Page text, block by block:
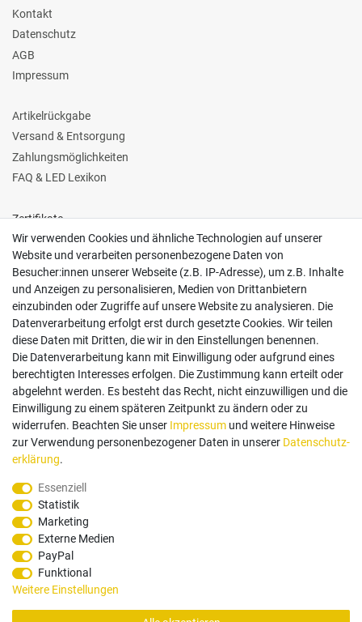
Kontakt
Datenschutz
AGB
Impressum
Artikelrückgabe
Versand & Entsorgung
Zahlungsmöglichkeiten
FAQ & LED Lexikon
Zertifikate
Zahlungsarten
Paypal
Versand Dienstleister
Wir verwenden Cookies und ähnliche Technologien auf unserer
Website und verarbeiten personenbezogene Daten von
Besucher:innen unserer Webseite (z.B. IP-Adresse), um z.B. Inhalte
und Anzeigen zu personalisieren, Medien von Drittanbietern
einzubinden oder Zugriffe auf unsere Website zu analysieren. Die
Datenverarbeitung erfolgt erst durch gesetzte Cookies. Wir teilen
diese Daten mit Dritten, die wir in den Einstellungen benennen.
Die Datenverarbeitung kann mit Einwilligung oder aufgrund eines
berechtigten Interesses erfolgen. Die Zustimmung kann erteilt oder
abgelehnt werden. Es besteht das Recht, nicht einzuwilligen und die
Einwilligung zu einem späteren Zeitpunkt zu ändern oder zu
widerrufen. Beachten Sie unser Impressum und weitere Hinweise
zur Verwendung personenbezogener Daten in unserer Daten­schutz­
erklärung.
Essenziell
Statistik
Marketing
Externe Medien
PayPal
Funktional
Weitere Einstellungen